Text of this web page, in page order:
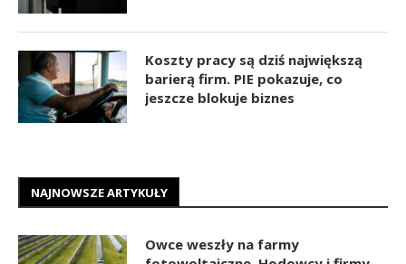
Koszty pracy są dziś największą
barierą firm. PIE pokazuje, co
jeszcze blokuje biznes
NAJNOWSZE ARTYKUŁY
Owce weszły na farmy